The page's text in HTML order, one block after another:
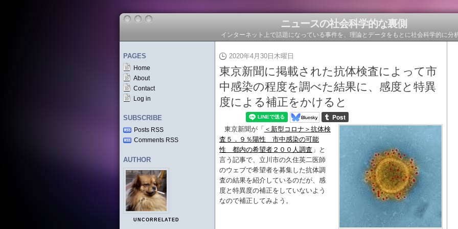
ニュースの社会科学的な裏側
インターネット上で話題になっている事件を、理論とデータをもとに社会科学的に分
PAGES
Home
About
Contact
Log in
SUBSCRIBE
Posts RSS
Comments RSS
AUTHOR
UNCORRELATED
2020年4月30日木曜日
東京新聞に掲載された抗体検査によって市
中感染の程度を調べた結果に、感度と特異
度による補正をかけると
東京新聞が「 ＜新型コロナ＞抗体検
査５．９％陽性 市中感染の可能
性 都内の希望者２００人調査 」と
言う記事で、立川市の久住英二医師
のウェブで希望者を募集した抗体調
査の結果を紹介しているのだが、感
度と特異度の補正をしていないよう
なので補正してみよう。